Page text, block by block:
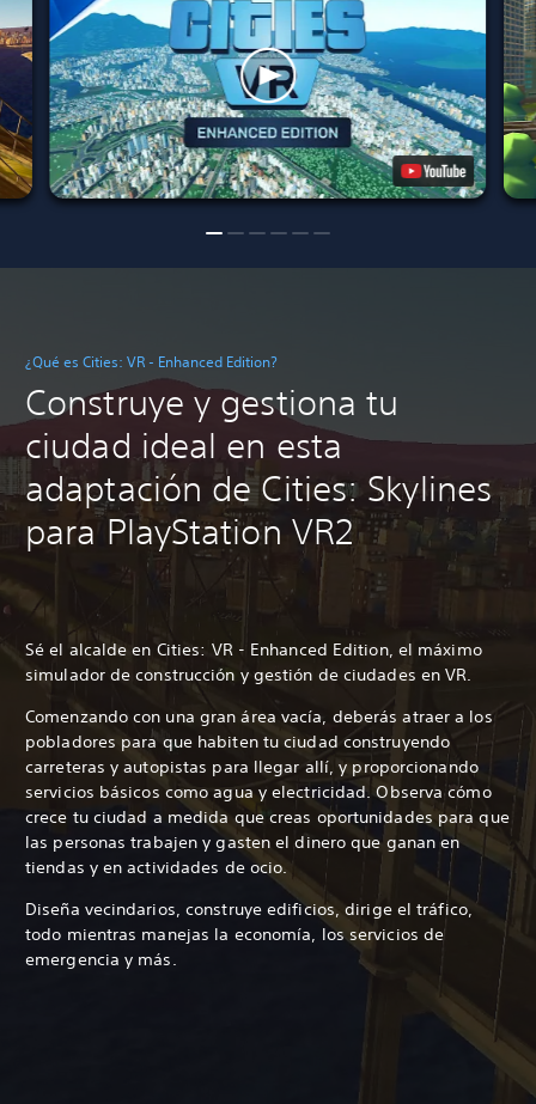
¿Qué es Cities: VR - Enhanced Edition?
Construye y gestiona tu
ciudad ideal en esta
adaptación de Cities: Skylines
para PlayStation VR2
Sé el alcalde en Cities: VR - Enhanced Edition, el máximo
simulador de construcción y gestión de ciudades en VR.
Comenzando con una gran área vacía, deberás atraer a los
pobladores para que habiten tu ciudad construyendo
carreteras y autopistas para llegar allí, y proporcionando
servicios básicos como agua y electricidad. Observa cómo
crece tu ciudad a medida que creas oportunidades para que
las personas trabajen y gasten el dinero que ganan en
tiendas y en actividades de ocio.
Diseña vecindarios, construye edificios, dirige el tráfico,
todo mientras manejas la economía, los servicios de
emergencia y más.